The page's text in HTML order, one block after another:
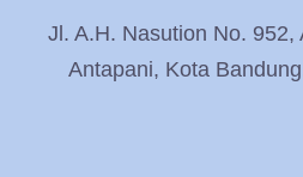
Jl. A.H. Nasution No. 952,
Antapani, Kota